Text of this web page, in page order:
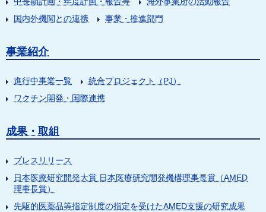
国内外機関との連携
事業・推進部門
事業紹介
進行中事業一覧
統合プロジェクト（PJ）
ワクチン開発・国際連携
成果・取組
プレスリリース
日本医療研究開発大賞 日本医療研究開発機構理事長賞（AMED
理事長賞）
先駆的医薬品等指定制度の指定を受けたAMED支援の研究成果